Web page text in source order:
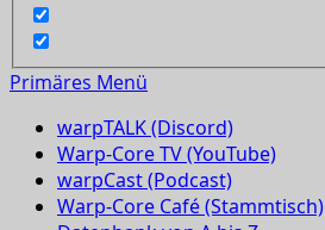
Primäres Menü
warpTALK (Discord)
Warp-Core TV (YouTube)
warpCast (Podcast)
Warp-Core Café (Stammtisch)